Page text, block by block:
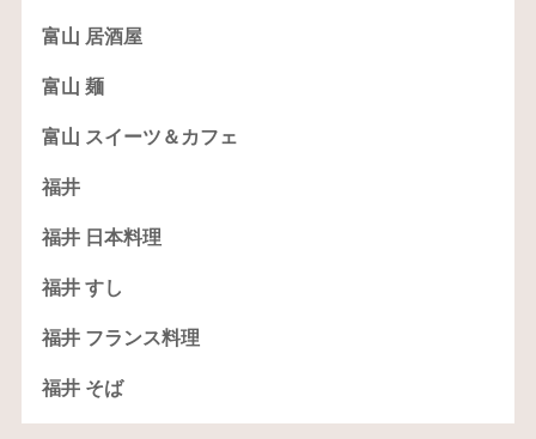
富山 居酒屋
富山 麺
富山 スイーツ＆カフェ
福井
福井 日本料理
福井 すし
福井 フランス料理
福井 そば